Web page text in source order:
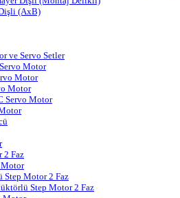
(AxB)
ve Servo Setler
Motor
Motor
Motor
Servo Motor
2 Faz
Motor
Step Motor 2 Faz
Step Motor 2 Faz